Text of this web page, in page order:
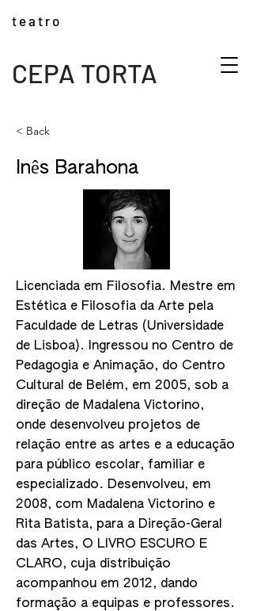
CEPA TORTA
t e a t r o
< Back
Inês Barahona
Licenciada em Filosofia. Mestre em
Estética e Filosofia da Arte pela
Faculdade de Letras (Universidade
de Lisboa). Ingressou no Centro de
Pedagogia e Animação, do Centro
Cultural de Belém, em 2005, sob a
direção de Madalena Victorino,
onde desenvolveu projetos de
relação entre as artes e a educação
para público escolar, familiar e
especializado. Desenvolveu, em
2008, com Madalena Victorino e
Rita Batista, para a Direção-Geral
das Artes, O LIVRO ESCURO E
CLARO, cuja distribuição
acompanhou em 2012, dando
formação a equipas e professores.